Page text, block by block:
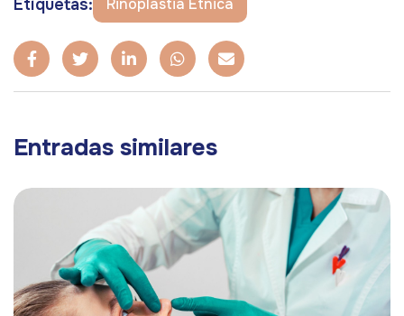
Etiquetas: Rinoplastia Étnica
Entradas similares